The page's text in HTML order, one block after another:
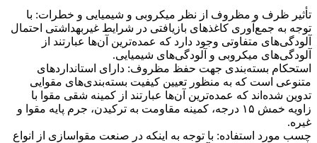
تأثیر ظرف و مظروف از نظر میکروبی و شیمیایی و خطرات: با
توجه به جمع‌آوری کاغذهای بازیافتی در شرایط غیربهداشتی احتمال
آلودگی‌های متفاوتی وجود دارد که عمده‌ترین آن‌ها عبارتند از
آلودگی‌های میکروبی و آلودگی‌های شیمیایی.
استحکام بسته‌بندی جهت حفظ مظروف: دارای استانداردهای
متنوعی است که به منظور تعیین کیفیت بسته‌بندی‌های مقوایی
تدوین شده‌اند که عمده‌ترین آن‌ها عبارتند از کمینه شقی مقوا با
زاویه خمش ۱۵ درجه، کمینه مقاومت به ترکیدن، جرم پایه مقوا و
غیره.
چسب مورد استفاده: با توجه به اینکه در صنعت مقواسازی از انواع